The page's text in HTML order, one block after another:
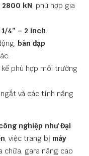
2800 kN , phù hợp gia
1/4” – 2 inch
bàn đạp
phù hợp môi trường
và các tính năng
nghiệp như Đại
, việc trang bị máy
chữa, gara nâng cao